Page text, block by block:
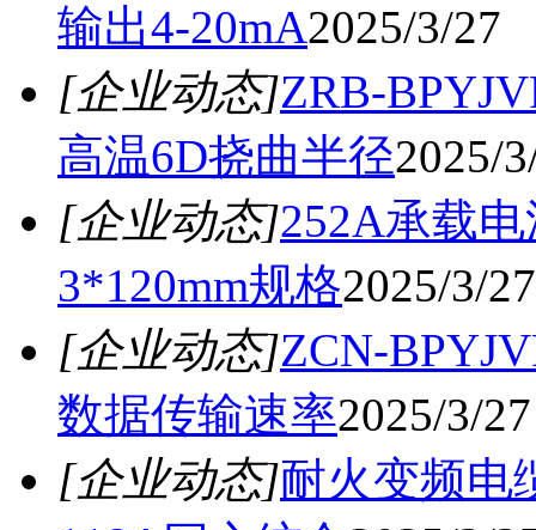
输出4-20mA2025/3/27
[企业动态]ZRB-
高温6D挠曲半径2025/
[企业动态]252A承载
3*120mm规格2025/3/27
[企业动态]ZCN-
数据传输速率2025/3/27
[企业动态]耐火变频电